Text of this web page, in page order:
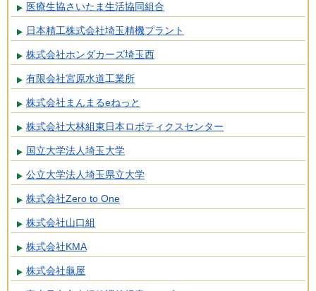
医療生協さいたま生活協同組合
日本精工株式会社埼玉精機プラント
株式会社ホンダカーズ埼玉西
有限会社宮原水道工業所
株式会社まんまるeねっと
株式会社大林組東日本ロボティクスセンター
国立大学法人埼玉大学
公立大学法人埼玉県立大学
株式会社Zero to One
株式会社山口組
株式会社KMA
株式会社龜屋